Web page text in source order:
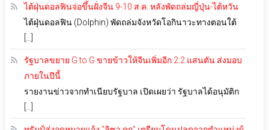
ไต้ฝุ่นดอลฟินจ่อขึ้นฝั่งจีน 9-10 ส.ค. หลังพัดถล่มญี่ปุ่น-ไต้หวัน
ไต้ฝุ่นดอลฟิน (Dolphin) พัดถล่มจังหวัดโอกินาวะทางตอนใต้
รัฐบาลขยาย G to G ขายข้าวให้จีนเพิ่มอีก 2.2 แสนตัน ส่งมอบ
ภายในปีนี้
รายงานข่าวจากทำเนียบรัฐบาล เปิดเผยว่า รัฐบาลได้อนุมัติก